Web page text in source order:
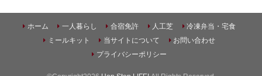
ホーム 一人暮らし 合宿免許 人工芝
冷凍弁当・宅食
ミールキット
当サイトについて
お問い合わせ
プライバシーポリシー